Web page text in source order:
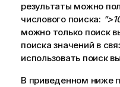
результаты можно
числового поиска:
можно только поиск
поиска значений в
использовать поиск
В приведенном ниже